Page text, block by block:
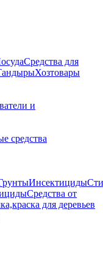
Средства для
Хозтовары
и
средства
Инсектициды
Средства от
для деревьев